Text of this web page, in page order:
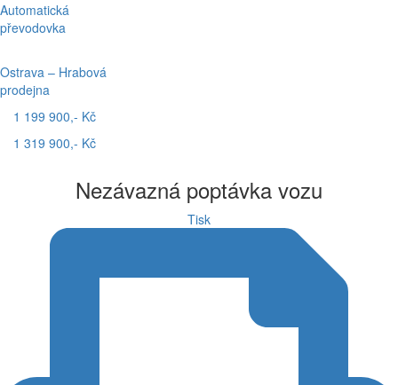
Automatická
převodovka
Ostrava – Hrabová
prodejna
1 199 900,- Kč
1 319 900,- Kč
Nezávazná poptávka vozu
Tisk